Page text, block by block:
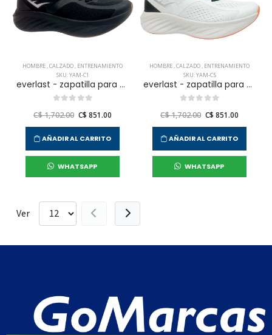
HOMBRE,CALZADO, ENTRENAMIENTO
SKU: YAM-C1
everlast - zapatilla para entrenamiento yam para hombre
C$ 1,702.00 C$ 851.00
AÑADIR AL CARRITO
WHATSAPP
HOMBRE,CALZADO, ENTRENAMIENTO
SKU: YAM-C5
everlast - zapatilla para entrenamiento yam para hombre
C$ 1,702.00 C$ 851.00
AÑADIR AL CARRITO
WHATSAPP
Ver